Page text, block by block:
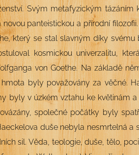
Svým metafyzickým tázáním
panteistickou a přírodní
který se stal slavným díky svému
kosmickou univerzalitu,
von Goethe. Na základě
byly považovány za věčné.
byly v úzkém vztahu ke květinám
společné počátky byly
duše nebyla nesmrtelná a
sil. Věda, teologie, duše, tělo,